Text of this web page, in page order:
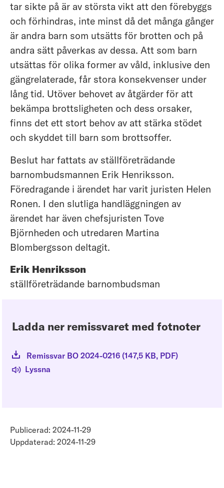
tar sikte på är av största vikt att den förebyggs
och förhindras, inte minst då det många gånger
är andra barn som utsätts för brotten och på
andra sätt påverkas av dessa. Att som barn
utsättas för olika former av våld, inklusive den
gängrelaterade, får stora konsekvenser under
lång tid. Utöver behovet av åtgärder för att
bekämpa brottsligheten och dess orsaker,
finns det ett stort behov av att stärka stödet
och skyddet till barn som brottsoffer.
Beslut har fattats av ställföreträdande
barnombudsmannen Erik Henriksson.
Föredragande i ärendet har varit juristen Helen
Ronen. I den slutliga handläggningen av
ärendet har även chefsjuristen Tove
Björnheden och utredaren Martina
Blombergsson deltagit.
Erik Henriksson
ställföreträdande barnombudsman
Ladda ner remissvaret med fotnoter
Remissvar BO 2024-0216 (147,5 KB, PDF)
Lyssna
Publicerad: 2024-11-29
Uppdaterad: 2024-11-29